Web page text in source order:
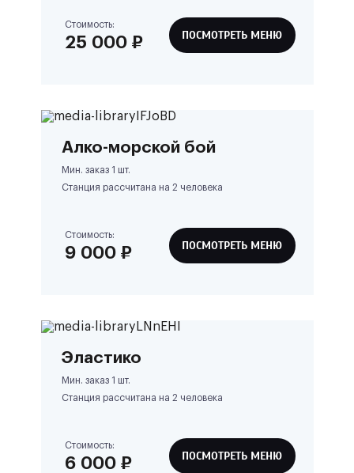
Стоимость:
25 000₽ ПОСМОТРЕТЬ МЕНЮ
Алко-морской бой
Мин. заказ 1 шт.
Станция рассчитана на 2 человека
Стоимость:
9 000₽ ПОСМОТРЕТЬ МЕНЮ
Эластико
Мин. заказ 1 шт.
Станция рассчитана на 2 человека
Стоимость:
6 000₽ ПОСМОТРЕТЬ МЕНЮ